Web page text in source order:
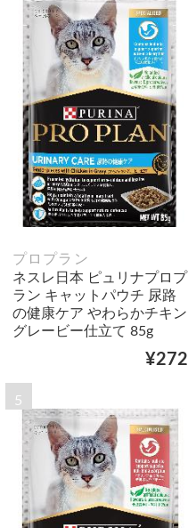
プロプラン
ネスレ日本 ピュリナプロプ
ラン キャットパウチ 尿路
の健康ケア やわらかチキン
グレービー仕立て 85g
¥272
5